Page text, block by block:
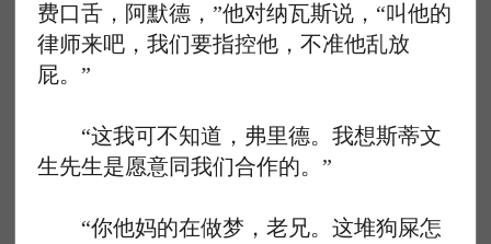
费口舌，阿默德，”他对纳瓦斯说，“叫他的
律师来吧，我们要指控他，不准他乱放
屁。”
“这我可不知道，弗里德。我想斯蒂文
生先生是愿意同我们合作的。”
“你他妈的在做梦，老兄。这堆狗屎怎